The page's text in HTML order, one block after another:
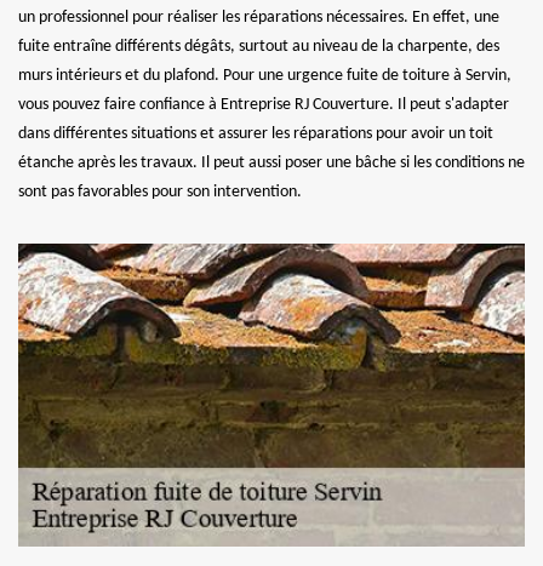
un professionnel pour réaliser les réparations nécessaires. En effet, une
fuite entraîne différents dégâts, surtout au niveau de la charpente, des
murs intérieurs et du plafond. Pour une urgence fuite de toiture à Servin,
vous pouvez faire confiance à Entreprise RJ Couverture. Il peut s'adapter
dans différentes situations et assurer les réparations pour avoir un toit
étanche après les travaux. Il peut aussi poser une bâche si les conditions ne
sont pas favorables pour son intervention.